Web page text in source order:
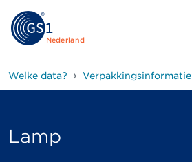
Nederland
Welke data? Verpakkingsinformatie
Lamp